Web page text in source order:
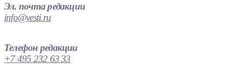
Эл. почта редакции
info@vesti.ru
Телефон редакции
+7 495 232 63 33